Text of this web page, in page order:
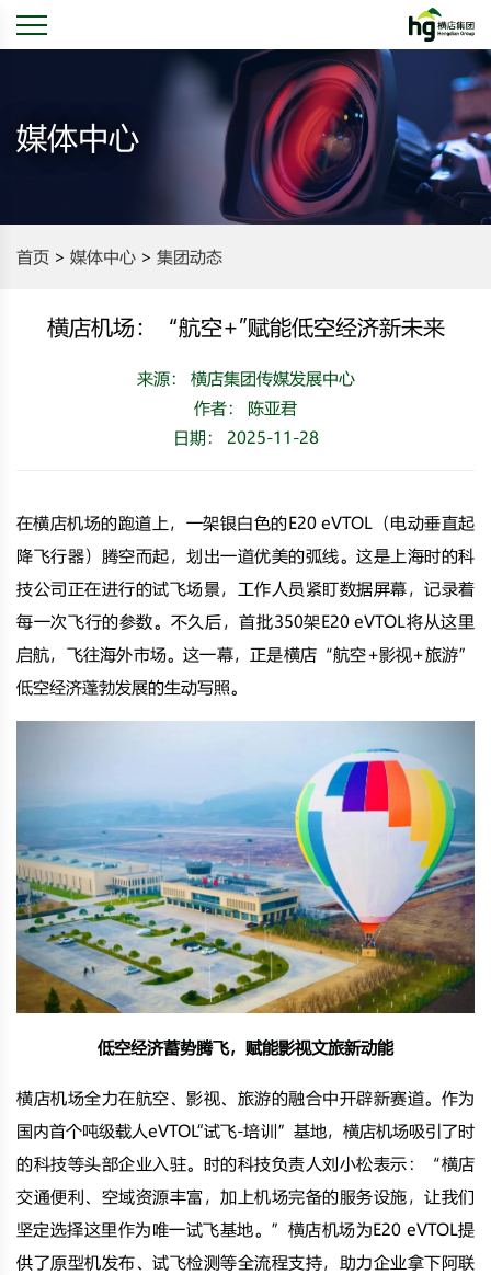
媒体中心
首页 媒体中心 集团动态
横店机场：“航空+”赋能低空经济新未来
来源： 横店集团传媒发展中心
作者： 陈亚君
日期： 2025-11-28
在横店机场的跑道上，一架银白色的E20 eVTOL（电动垂直起
降飞行器）腾空而起，划出一道优美的弧线。这是上海时的科
技公司正在进行的试飞场景，工作人员紧盯数据屏幕，记录着
每一次飞行的参数。不久后，首批350架E20 eVTOL将从这里
启航，飞往海外市场。这一幕，正是横店“航空+影视+旅游”
低空经济蓬勃发展的生动写照。
低空经济蓄势腾飞，赋能影视文旅新动能
横店机场全力在航空、影视、旅游的融合中开辟新赛道。作为
国内首个吨级载人eVTOL“试飞-培训”基地，横店机场吸引了时
的科技等头部企业入驻。时的科技负责人刘小松表示：“横店
交通便利、空域资源丰富，加上机场完备的服务设施，让我们
坚定选择这里作为唯一试飞基地。”横店机场为E20 eVTOL提
供了原型机发布、试飞检测等全流程支持，助力企业拿下阿联